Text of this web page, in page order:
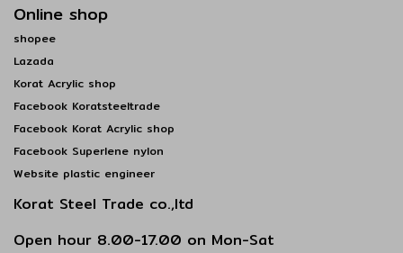
Online shop
shopee
Lazada
Korat Acrylic shop
Facebook Koratsteeltrade
Facebook Korat Acrylic shop
Facebook Superlene nylon
Website plastic engineer
Korat Steel Trade co.,ltd
Open hour 8.00-17.00 on Mon-Sat